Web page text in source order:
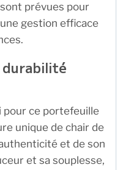
prévues pour
gestion efficace
pour ce portefeuille
unique de chair de
et de son
et sa souplesse,